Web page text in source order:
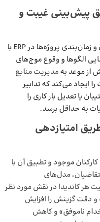
پیش‌بینی غیبت و
ترکیب داده‌های حضور و غیاب، بار کاری و زمان‌بندی پروژه‌ها در ERP با
الگوها و وقوع موج‌های
از موعد بهمدیریت منابع
ایجاد می‌کند که تدابیر
یا تعدیل بار کاری را
به حداقل برسد.
امتیازدهی
موجود و تطبیق آن با
مدل‌های
کاندیدا در نقش مورد نظر
و دقت گزینش را افزایش
ناموفق» و کاهش